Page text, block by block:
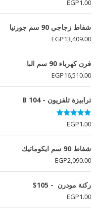
EGP1.00
شفاط زجاجي 90 سم جورنيا
EGP13,409.00
فرن كهرباء 90 سم البا
EGP16,510.00
ترابيزة تلفزيون - B 104
تم التقييم
5.00
من 5
EGP1.00
شفاط 90 سم ايكوماتيك
EGP2,090.00
ركنة مودرن - S105
EGP1.00